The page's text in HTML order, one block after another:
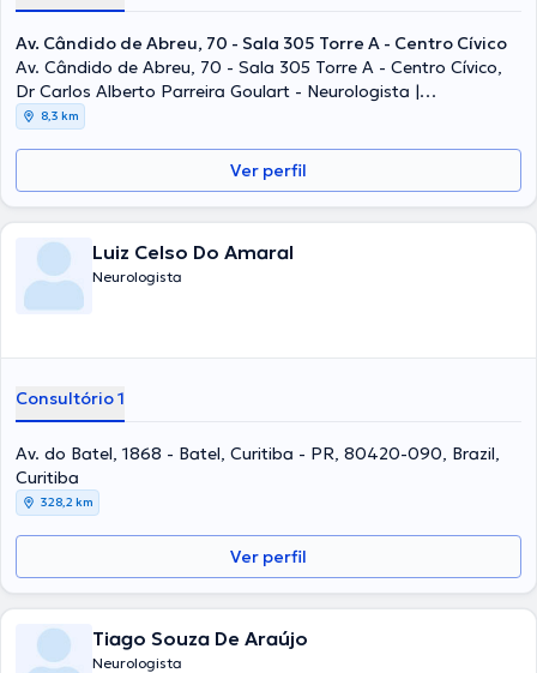
Av. Cândido de Abreu, 70 - Sala 305 Torre A - Centro Cívico
Av. Cândido de Abreu, 70 - Sala 305 Torre A - Centro Cívico,
Dr Carlos Alberto Parreira Goulart - Neurologista |
Neuropediatra, Curitiba
8,3 km
Ver perfil
Luiz Celso Do Amaral
Neurologista
Consultório 1
Av. do Batel, 1868 - Batel, Curitiba - PR, 80420-090, Brazil,
Curitiba
328,2 km
Ver perfil
Tiago Souza De Araújo
Neurologista